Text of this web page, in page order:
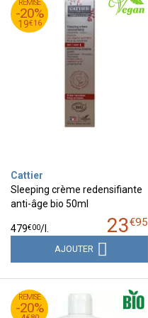
REMISE
-20%
19€16
23
€
95
19
€
16
Cattier
Sleeping crème redensifiante
anti-âge bio 50ml
23€95
479€00/
AJOUTER
REMISE
-20%
5
€
99